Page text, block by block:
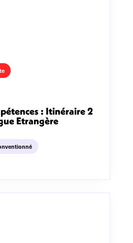
: Itinéraire 2
Etrangère